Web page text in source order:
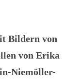
Bildern von
von Erika
Niemöller-